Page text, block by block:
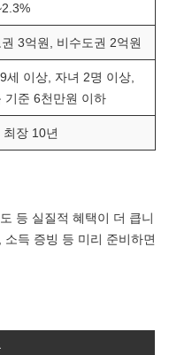
3억원, 비수도권 2억원
세 이상, 자녀 2명 이상,
기준 6천만원 이하
최장 10년
등 실질적 혜택이 더 큽니
득 증빙 등 미리 준비하면